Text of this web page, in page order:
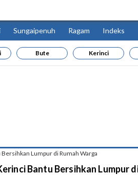
Sungaipenuh Ragam Indeks
Bute Kerinci
Bantu Bersihkan Lumpur